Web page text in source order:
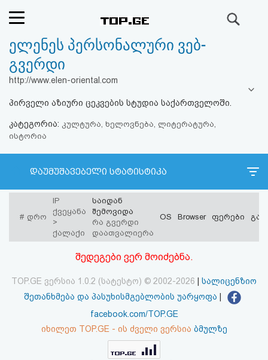
რეიტინგი
(მთავარი)
ფოსტა
კითხვა-
ავტორიზაცია
რეგისტრაცია
აღდგენა
კოდი
ელენეს პერსონალური ვებ-
გვერდი
http://www.elen-oriental.com
პირველი აზიური ცეკვების სტუდია საქართველოში.
კატეგორია: კულტურა, ხელოვნება, ლიტერატურა,
ისტორია
დაუმუშავებელი სტატისტიკა
# დრო
IP
ქვეყანა
>
ქალაქი
საიდან
შემოვიდა
რა გვერდი
დაათვალიერა
OS Browser ფერები
შედეგები ვერ მოიძებნა.
TOP.GE ვერსია 1.0.2 (სატესტო) © 2002-2026
სალიცენზიო
შეთანხმება და პასუხისმგებლობის უარყოფა
facebook.com/TOP.GE
იხილეთ TOP.GE - ის ძველი ვერსია ბმულზე